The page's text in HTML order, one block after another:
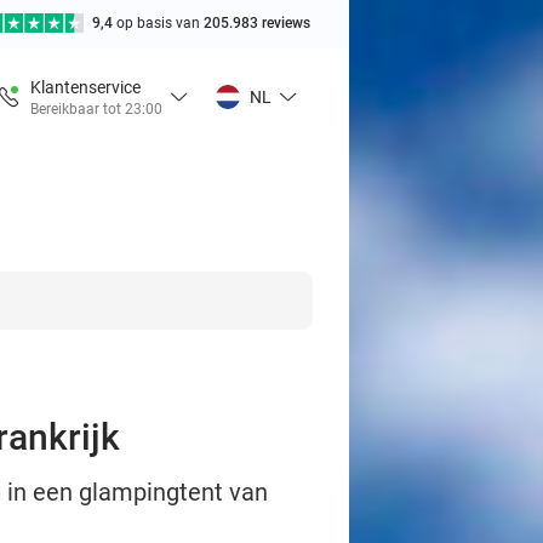
9,4 op basis van 205.983 reviews
Klantenservice
Bereikbaar tot 23:00
NL
een glampingtent van